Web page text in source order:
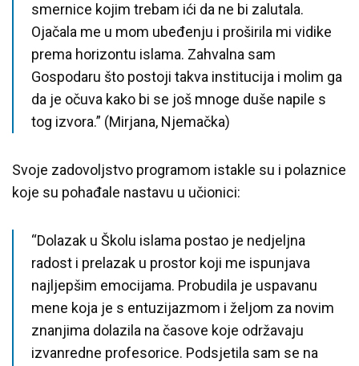
smernice kojim trebam ići da ne bi zalutala.
Ojačala me u mom ubeđenju i proširila mi vidike
prema horizontu islama. Zahvalna sam
Gospodaru što postoji takva institucija i molim ga
da je očuva kako bi se još mnoge duše napile s
tog izvora.” (Mirjana, Njemačka)
Svoje zadovoljstvo programom istakle su i polaznice
koje su pohađale nastavu u učionici:
“Dolazak u Školu islama postao je nedjeljna
radost i prelazak u prostor koji me ispunjava
najljepšim emocijama. Probudila je uspavanu
mene koja je s entuzijazmom i željom za novim
znanjima dolazila na časove koje održavaju
izvanredne profesorice. Podsjetila sam se na